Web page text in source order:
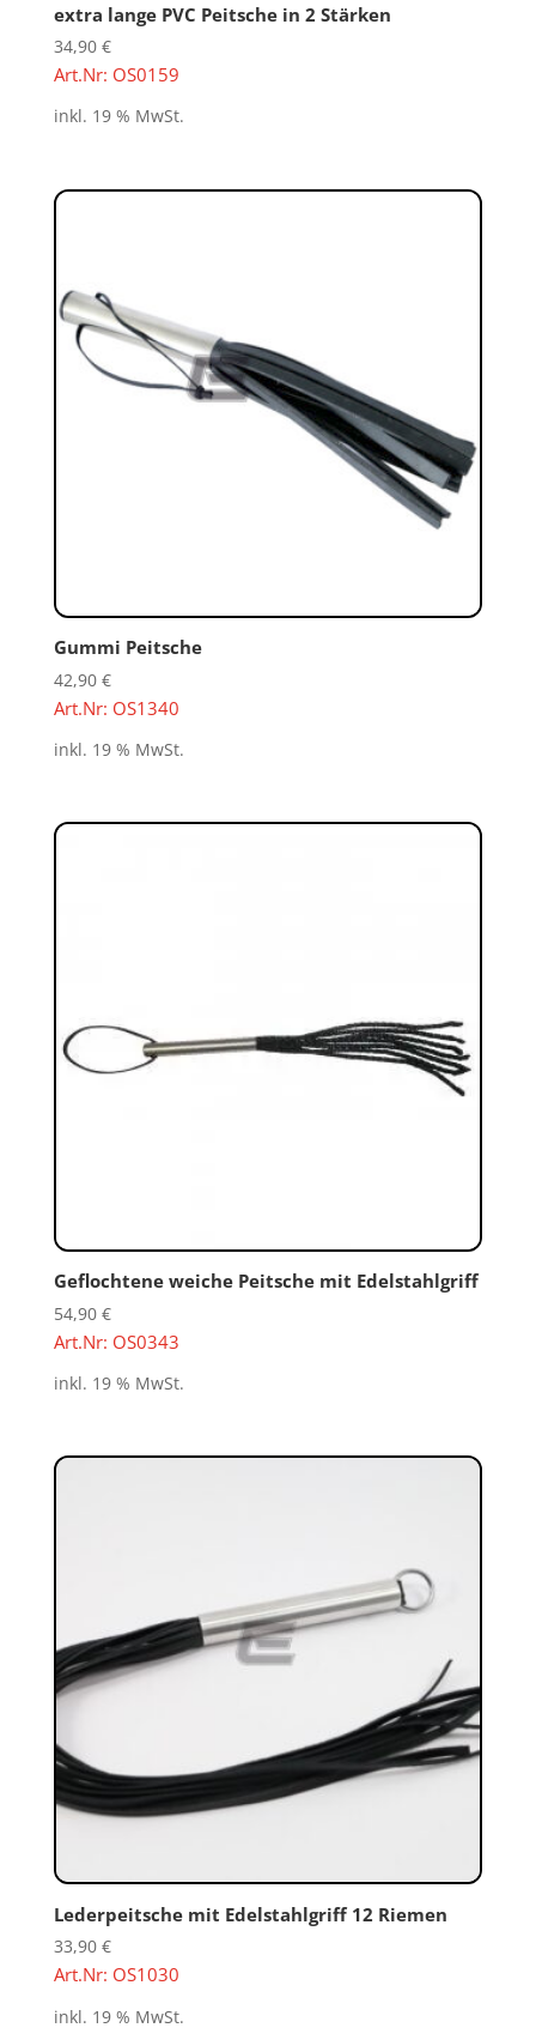
extra lange PVC Peitsche in 2 Stärken
34,90 €
Art.Nr: OS0159
inkl. 19 % MwSt.
Gummi Peitsche
42,90 €
Art.Nr: OS1340
inkl. 19 % MwSt.
Geflochtene weiche Peitsche mit Edelstahlgriff
54,90 €
Art.Nr: OS0343
inkl. 19 % MwSt.
Lederpeitsche mit Edelstahlgriff 12 Riemen
33,90 €
Art.Nr: OS1030
inkl. 19 % MwSt.